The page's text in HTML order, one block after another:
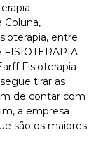
Coluna,
entre
Fisioterapia
tirar as
de contar com
a empresa
são os maiores